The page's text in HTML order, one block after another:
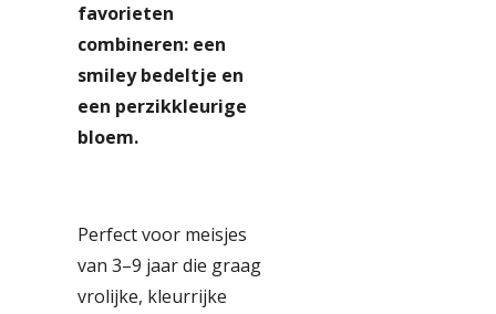
favorieten
combineren: een
smiley bedeltje en
een perzikkleurige
bloem.
Perfect voor meisjes
van 3–9 jaar die graag
vrolijke, kleurrijke